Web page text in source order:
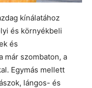
kínálatához
és környékbeli
és
már szombaton, a
Egymás mellett
lángos- és